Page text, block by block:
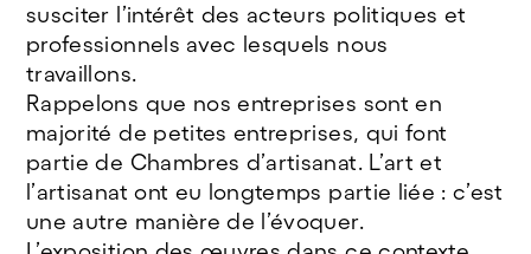
susciter l’intérêt des acteurs politiques et
professionnels avec lesquels nous
travaillons.
Rappelons que nos entreprises sont en
majorité de petites entreprises, qui font
partie de Chambres d’artisanat. L’art et
l’artisanat ont eu longtemps partie liée : c’est
une autre manière de l’évoquer.